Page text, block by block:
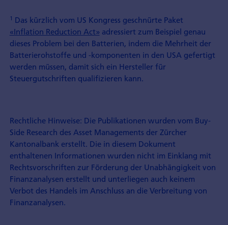
1 Das kürzlich vom US Kongress geschnürte Paket
«Inflation Reduction Act» adressiert zum Beispiel genau
dieses Problem bei den Batterien, indem die Mehrheit der
Batterierohstoffe und -komponenten in den USA gefertigt
werden müssen, damit sich ein Hersteller für
Steuergutschriften qualifizieren kann.
Rechtliche Hinweise: Die Publikationen wurden vom Buy-
Side Research des Asset Managements der Zürcher
Kantonalbank erstellt. Die in diesem Dokument
enthaltenen Informationen wurden nicht im Einklang mit
Rechtsvorschriften zur Förderung der Unabhängigkeit von
Finanzanalysen erstellt und unterliegen auch keinem
Verbot des Handels im Anschluss an die Verbreitung von
Finanzanalysen.